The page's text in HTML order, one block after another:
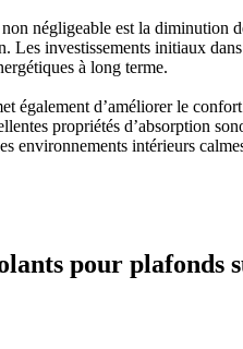
négligeable est la diminution
Les investissements initiaux
à long terme.
également d’améliorer le
propriétés d’absorption
environnements intérieurs
pour plafonds